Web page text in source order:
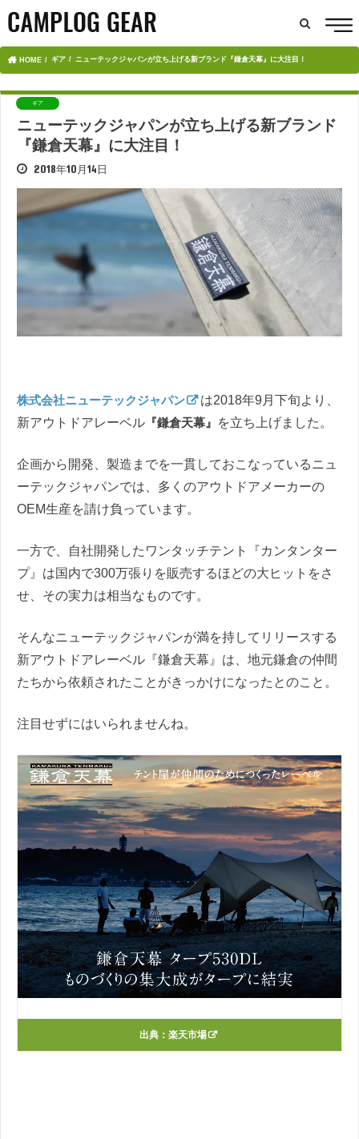
HOME ギア ニューテックジャパンが立ち上げる新ブランド『鎌倉天幕』に大注目！
ギア
ニューテックジャパンが立ち上げる新ブランド
『鎌倉天幕』に大注目！
2018年10月14日
株式会社ニューテックジャパン
は2018年9月下旬より、
新アウトドアレーベル 『鎌倉天幕』 を立ち上げました。
企画から開発、製造までを一貫しておこなっているニュ
ーテックジャパンでは、多くのアウトドアメーカーの
OEM生産を請け負っています。
一方で、自社開発したワンタッチテント『カンタンター
プ』は国内で300万張りを販売するほどの大ヒットをさ
せ、その実力は相当なものです。
そんなニューテックジャパンが満を持してリリースする
新アウトドアレーベル『鎌倉天幕』は、地元鎌倉の仲間
たちから依頼されたことがきっかけになったとのこと。
注目せずにはいられませんね。
出典： 楽天市場